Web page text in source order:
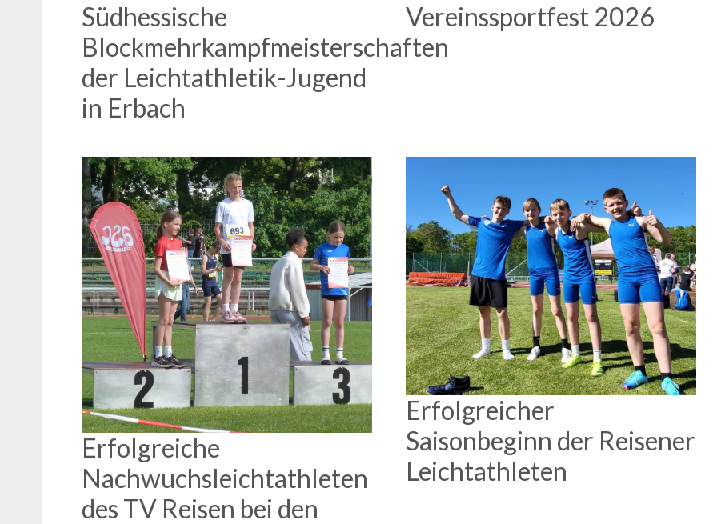
Südhessische
Blockmehrkampfmeisterschaften
der Leichtathletik-Jugend
in Erbach
Vereinssportfest 2026
Erfolgreiche
Nachwuchsleichtathleten
des TV Reisen bei den
Erfolgreicher
Saisonbeginn der Reisener
Leichtathleten